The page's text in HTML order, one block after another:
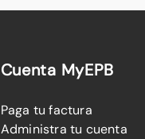
Cuenta MyEPB
Paga tu factura
Administra tu cuenta